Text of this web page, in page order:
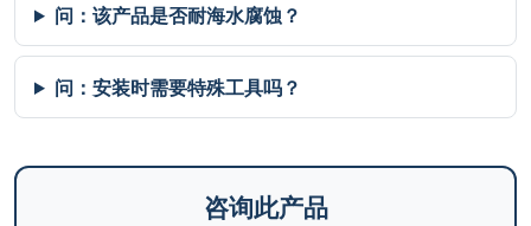
问：该产品是否耐海水腐蚀？
问：安装时需要特殊工具吗？
咨询此产品